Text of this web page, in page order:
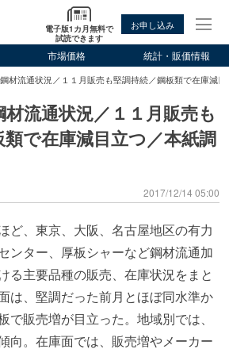
電子版1カ月無料で
試読できます
お申し込み
市場価格 統計・販価情報
材流通状況／１１月販売も堅調持続／鋼板類で在庫減
流通状況／１１月販売も
で在庫減目立つ／本紙調
2017/12/14 05:00
ど、東京、大阪、名古屋地区の有力
ンター、厚板シャーなど鋼材流通加
る主要品種の販売、在庫状況をまと
、堅調だった前月とほぼ同水準か
で販売増が目立った。地域別では、
向。在庫面では、販売増やメーカー